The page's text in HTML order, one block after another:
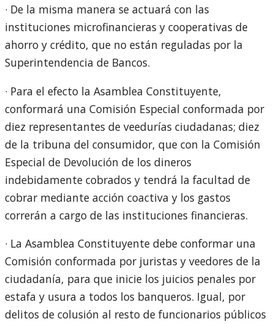
· De la misma manera se actuará con las
instituciones microfinancieras y cooperativas de
ahorro y crédito, que no están reguladas por la
Superintendencia de Bancos.
· Para el efecto la Asamblea Constituyente,
conformará una Comisión Especial conformada por
diez representantes de veedurías ciudadanas; diez
de la tribuna del consumidor, que con la Comisión
Especial de Devolución de los dineros
indebidamente cobrados y tendrá la facultad de
cobrar mediante acción coactiva y los gastos
correrán a cargo de las instituciones financieras.
· La Asamblea Constituyente debe conformar una
Comisión conformada por juristas y veedores de la
ciudadanía, para que inicie los juicios penales por
estafa y usura a todos los banqueros. Igual, por
delitos de colusión al resto de funcionarios públicos